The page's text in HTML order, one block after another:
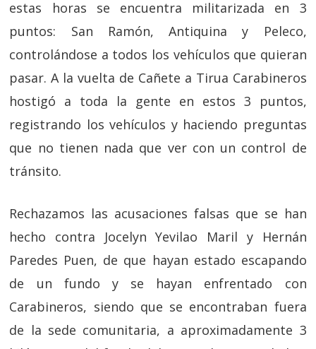
estas horas se encuentra militarizada en 3
puntos: San Ramón, Antiquina y Peleco,
controlándose a todos los vehículos que quieran
pasar. A la vuelta de Cañete a Tirua Carabineros
hostigó a toda la gente en estos 3 puntos,
registrando los vehículos y haciendo preguntas
que no tienen nada que ver con un control de
tránsito.
Rechazamos las acusaciones falsas que se han
hecho contra Jocelyn Yevilao Maril y Hernán
Paredes Puen, de que hayan estado escapando
de un fundo y se hayan enfrentado con
Carabineros, siendo que se encontraban fuera
de la sede comunitaria, a aproximadamente 3